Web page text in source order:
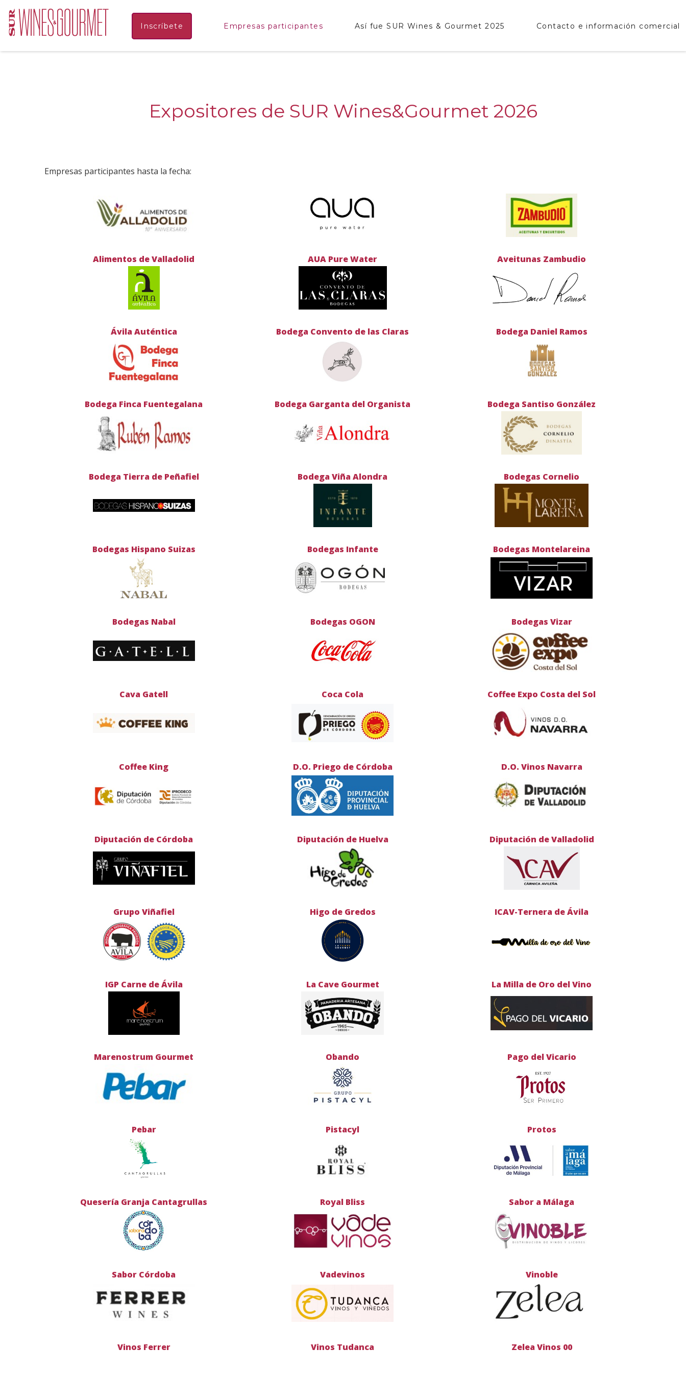
Inscríbete Empresas participantes Así fue SUR Wines & Gourmet 2025 Contacto e información comercial
Expositores de SUR Wines&Gourmet 2026
Empresas participantes hasta la fecha:
Alimentos de Valladolid AUA Pure Water Aveitunas Zambudio
Ávila Auténtica Bodega Convento de las Claras Bodega Daniel Ramos
Bodega Finca Fuentegalana Bodega Garganta del Organista Bodega Santiso González
Bodega Tierra de Peñafiel Bodega Viña Alondra Bodegas Cornelio
Bodegas Hispano Suizas Bodegas Infante Bodegas Montelareina
Bodegas Nabal Bodegas OGON Bodegas Vizar
Cava Gatell Coca Cola Coffee Expo Costa del Sol
Coffee King D.O. Priego de Córdoba D.O. Vinos Navarra
Diputación de Córdoba Diputación de Huelva Diputación de Valladolid
Grupo Viñafiel Higo de Gredos ICAV-Ternera de Ávila
IGP Carne de Ávila La Cave Gourmet La Milla de Oro del Vino
Marenostrum Gourmet Obando Pago del Vicario
Pebar Pistacyl Protos
Quesería Granja Cantagrullas Royal Bliss Sabor a Málaga
Sabor Córdoba Vadevinos Vinoble
Vinos Ferrer Vinos Tudanca Zelea Vinos 00